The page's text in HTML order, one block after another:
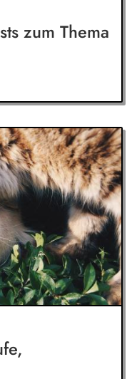
zum Thema